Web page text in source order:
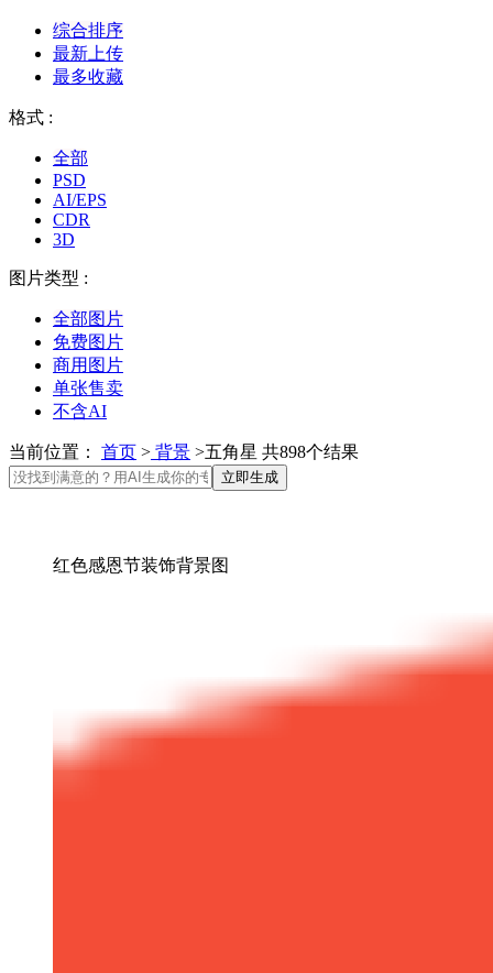
综合排序
最新上传
最多收藏
格式 :
全部
PSD
AI/EPS
CDR
3D
图片类型 :
全部图片
免费图片
商用图片
单张售卖
不含AI
当前位置： 首页 > 背景 >五角星 共898个结果
立即生成
红色感恩节装饰背景图